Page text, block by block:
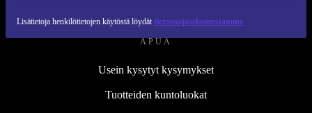
Lisätietoja henkilötietojen käytöstä löydät tietosuojaselosteestamme
APUA
Usein kysytyt kysymykset
Tuotteiden kuntoluokat